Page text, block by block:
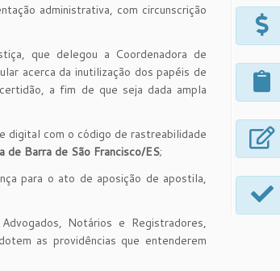
administrativa, com circunscrição
que delegou a Coordenadora de
acerca da inutilização dos papéis de
a fim de que seja dada ampla
digital com o código de rastreabilidade
Barra de São Francisco/ES;
para o ato de aposição de apostila,
Notários e Registradores,
as providências que entenderem